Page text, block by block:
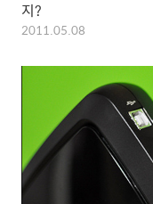
지?
2011.05.08